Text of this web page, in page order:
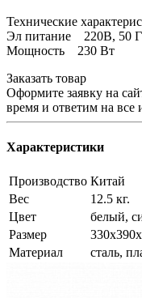
Технические
Эл питание 220В, 50
Мощность 230 Вт
Заказать товар
Оформите заявку на
время и ответим на
Характеристики
Производство Китай
Вес
12.5 кг.
Цвет
белый,
Размер
Материал
сталь,